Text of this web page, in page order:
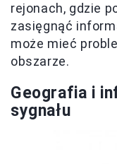
rejonach, gdzie
zasięgnąć
może mieć
obszarze.
Geografia i
sygnału